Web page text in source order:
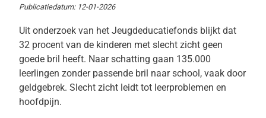
Publicatiedatum: 12-01-2026
Uit onderzoek van het Jeugdeducatiefonds blijkt dat
32 procent van de kinderen met slecht zicht geen
goede bril heeft. Naar schatting gaan 135.000
leerlingen zonder passende bril naar school, vaak door
geldgebrek. Slecht zicht leidt tot leerproblemen en
hoofdpijn.